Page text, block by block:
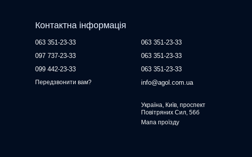
Контактна інформація
063 351-23-33
097 737-23-33
099 442-23-33
Передзвонити вам?
063 351-23-33
063 351-23-33
063 351-23-33
info@agol.com.ua
Україна, Київ, проспект
Повітряних Сил, 56б
Мапа проїзду